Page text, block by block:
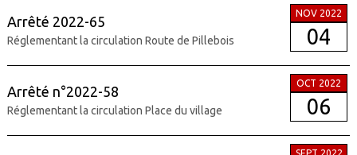
Arrêté 2022-65
Réglementant la circulation Route de Pillebois
NOV 2022
04
Arrêté n°2022-58
Réglementant la circulation Place du village
OCT 2022
06
SEPT 2022